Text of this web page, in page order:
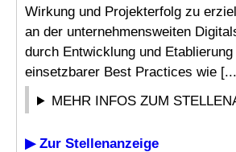
Wirkung und Projekterfolg zu
an der unternehmensweiten
durch Entwicklung und Etablierung
einsetzbarer Best Practices wie
MEHR INFOS ZUM
▶ Zur Stellenanzeige